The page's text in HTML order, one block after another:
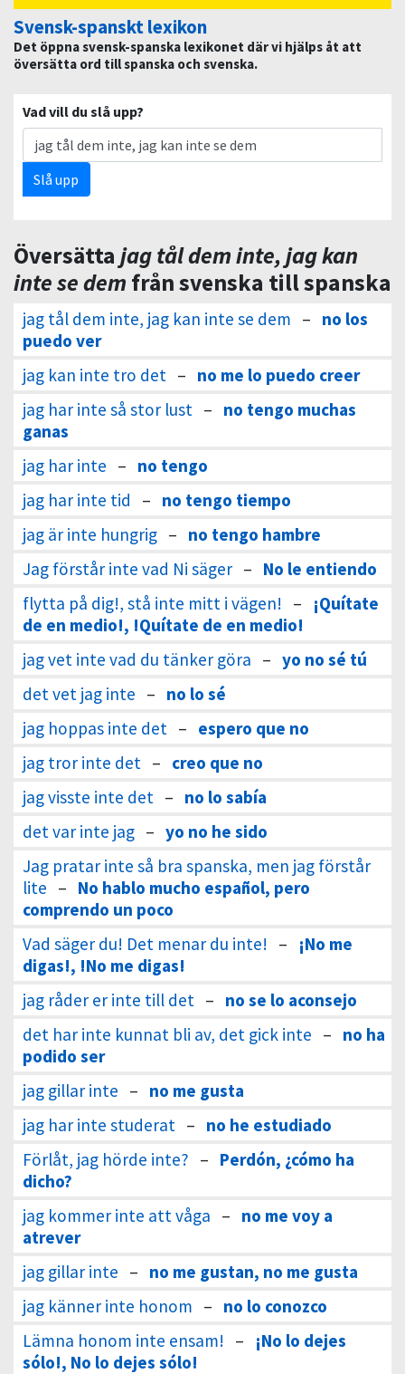
Svensk-spanskt lexikon
Det öppna svensk-spanska lexikonet där vi hjälps åt att
översätta ord till spanska och svenska.
Vad vill du slå upp?
Slå upp
Översätta jag tål dem inte, jag kan
inte se dem från svenska till spanska
jag tål dem inte, jag kan inte se dem – no los
puedo ver
jag kan inte tro det – no me lo puedo creer
jag har inte så stor lust – no tengo muchas
ganas
jag har inte – no tengo
jag har inte tid
– no tengo tiempo
jag är inte hungrig – no tengo hambre
Jag förstår inte vad Ni säger – No le entiendo
flytta på dig!, stå inte mitt i vägen! –
¡Quítate
de en medio!, !Quítate de en medio!
jag vet inte vad du tänker göra – yo no sé tú
det vet jag inte – no lo sé
jag hoppas inte det – espero que no
jag tror inte det – creo que no
jag visste inte det – no lo sabía
det var inte jag – yo no he sido
Jag pratar inte så bra spanska, men jag förstår
lite – No hablo mucho español, pero
comprendo un poco
Vad säger du! Det menar du inte! –
¡No me
digas!, !No me digas!
jag råder er inte till det – no se lo aconsejo
det har inte kunnat bli av, det gick inte – no ha
podido ser
jag gillar inte – no me gusta
jag har inte studerat – no he estudiado
Förlåt, jag hörde inte? – Perdón, ¿cómo ha
dicho?
jag kommer inte att våga – no me voy a
atrever
jag gillar inte – no me gustan, no me gusta
jag känner inte honom – no lo conozco
Lämna honom inte ensam! –
¡No lo dejes
sólo!, No lo dejes sólo!